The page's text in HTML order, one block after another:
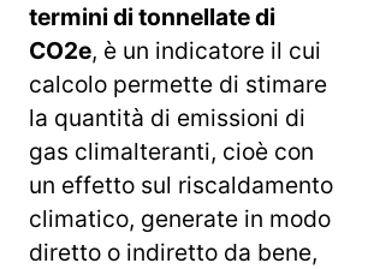
termini di tonnellate di
CO2e, è un indicatore il cui
calcolo permette di stimare
la quantità di emissioni di
gas climalteranti, cioè con
un effetto sul riscaldamento
climatico, generate in modo
diretto o indiretto da bene,